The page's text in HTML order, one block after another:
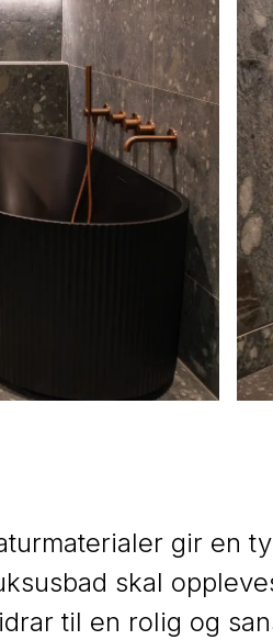
gir en
skal
til en rolig og